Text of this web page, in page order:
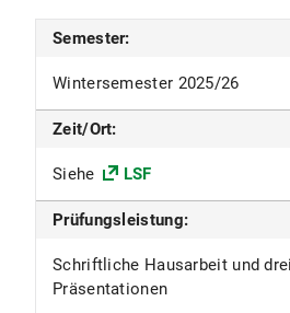
Semester:
Wintersemester 2025/26
Zeit/Ort:
Siehe LSF
Prüfungsleistung:
Schriftliche Hausarbeit und
Präsentationen